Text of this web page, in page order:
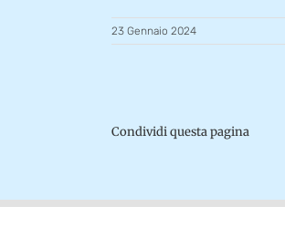
23 Gennaio 2024
Condividi questa pagina